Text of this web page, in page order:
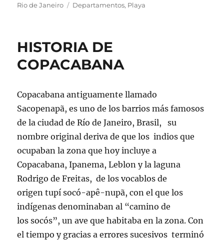
el
Rio de Janeiro
Etiquetas
Departamentos, Playa
HISTORIA DE
COPACABANA
Copacabana antiguamente llamado
Sacopenapã, es uno de los barrios más famosos
de la ciudad de Río de Janeiro, Brasil, su
nombre original deriva de que los indios que
ocupaban la zona que hoy incluye a
Copacabana, Ipanema, Leblon y la laguna
Rodrigo de Freitas, de los vocablos de
origen tupí socó-apê-nupã, con el que los
indígenas denominaban al “camino de
los socós”, un ave que habitaba en la zona. Con
el tiempo y gracias a errores sucesivos terminó